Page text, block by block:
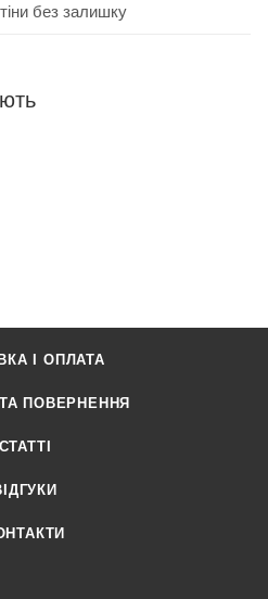
без залишку
І ОПЛАТА
ТА ПОВЕРНЕННЯ
СТАТТІ